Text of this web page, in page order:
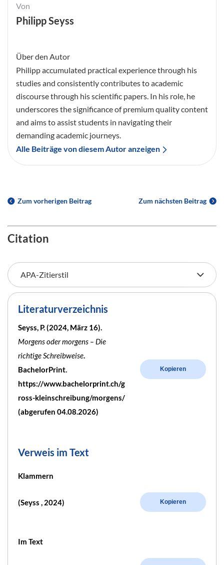
Von
Philipp Seyss
Über den Autor
Philipp accumulated practical experience through his
studies and consistently contributes to academic
discourse through his scientific papers. In his role, he
underscores the significance of premium quality content
and aims to assist students in navigating their
demanding academic journeys.
Alle Beiträge von diesem Autor anzeigen
Zum vorherigen Beitrag Zum nächsten Beitrag
Citation
Literaturverzeichnis
Seyss, P. (2024, März 16).
Morgens oder morgens – Die
richtige Schreibweise.
BachelorPrint.
https://www.bachelorprint.ch/g
ross-kleinschreibung/morgens/
(abgerufen 04.08.2026)
Kopieren
Verweis im Text
Klammern
(Seyss , 2024) Kopieren
Im Text